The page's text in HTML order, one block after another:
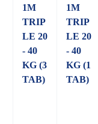
1M
TRIP
LE 20
- 40
KG (3
TAB)
1M
TRIP
LE 20
- 40
KG (1
TAB)